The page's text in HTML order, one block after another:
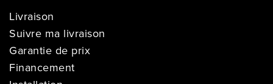
Livraison
Suivre ma livraison
Garantie de prix
Financement